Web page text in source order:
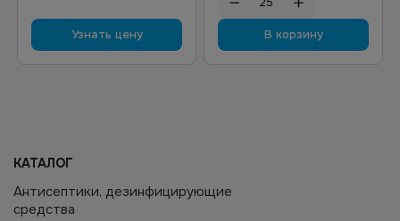
Узнать цену В корзину
КАТАЛОГ
Антисептики, дезинфицирующие
средства